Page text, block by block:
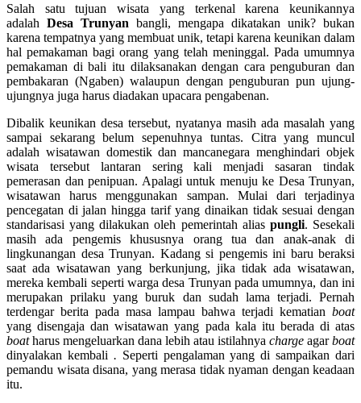
Salah satu tujuan wisata yang terkenal karena keunikannya
adalah Desa Trunyan bangli, mengapa dikatakan unik? bukan
karena tempatnya yang membuat unik, tetapi karena keunikan dalam
hal pemakaman bagi orang yang telah meninggal. Pada umumnya
pemakaman di bali itu dilaksanakan dengan cara penguburan dan
pembakaran (Ngaben) walaupun dengan penguburan pun ujung-
ujungnya juga harus diadakan upacara pengabenan.
Dibalik keunikan desa tersebut, nyatanya masih ada masalah yang
sampai sekarang belum sepenuhnya tuntas. Citra yang muncul
adalah wisatawan domestik dan mancanegara menghindari objek
wisata tersebut lantaran sering kali menjadi sasaran tindak
pemerasan dan penipuan. Apalagi untuk menuju ke Desa Trunyan,
wisatawan harus menggunakan sampan. Mulai dari terjadinya
pencegatan di jalan hingga tarif yang dinaikan tidak sesuai dengan
standarisasi yang dilakukan oleh pemerintah alias pungli. Sesekali
masih ada pengemis khususnya orang tua dan anak-anak di
lingkunangan desa Trunyan. Kadang si pengemis ini baru beraksi
saat ada wisatawan yang berkunjung, jika tidak ada wisatawan,
mereka kembali seperti warga desa Trunyan pada umumnya, dan ini
merupakan prilaku yang buruk dan sudah lama terjadi. Pernah
terdengar berita pada masa lampau bahwa terjadi kematian boat
yang disengaja dan wisatawan yang pada kala itu berada di atas
boatharus mengeluarkan dana lebih atau istilahnya charge agarboat
dinyalakan kembali . Seperti pengalaman yang di sampaikan dari
pemandu wisata disana, yang merasa tidak nyaman dengan keadaan
itu.